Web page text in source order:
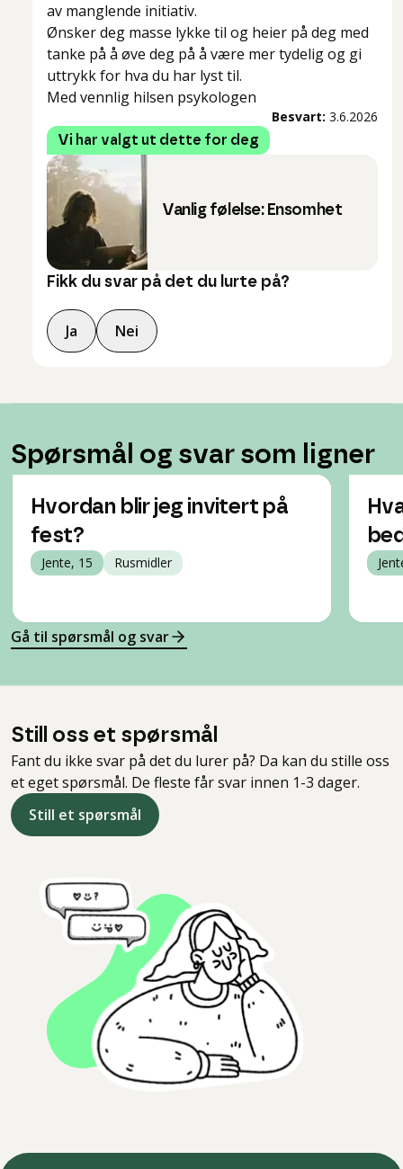
av manglende initiativ.
Ønsker deg masse lykke til og heier på deg med
tanke på å øve deg på å være mer tydelig og gi
uttrykk for hva du har lyst til.
Med vennlig hilsen psykologen
Besvart: 3.6.2026
Vi har valgt ut dette for deg
Vanlig følelse: Ensomhet
Fikk du svar på det du lurte på?
Ja Nei
Spørsmål og svar som ligner
Hvordan blir jeg invitert på
fest?
Jente, 15 Rusmidler
Gå til spørsmål og svar
Still oss et spørsmål
Fant du ikke svar på det du lurer på? Da kan du stille oss
et eget spørsmål. De fleste får svar innen 1-3 dager.
Still et spørsmål